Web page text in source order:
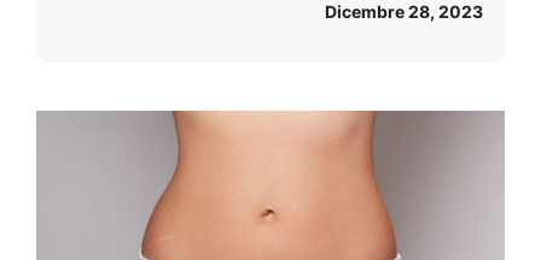
Dicembre 28, 2023